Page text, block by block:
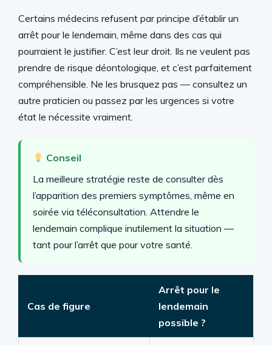
Certains médecins refusent par principe d’établir un
arrêt pour le lendemain, même dans des cas qui
pourraient le justifier. C’est leur droit. Ils ne veulent pas
prendre de risque déontologique, et c’est parfaitement
compréhensible. Ne les brusquez pas — consultez un
autre praticien ou passez par les urgences si votre
état le nécessite vraiment.
Conseil
La meilleure stratégie reste de consulter dès
l’apparition des premiers symptômes, même en
soirée via téléconsultation. Attendre le
lendemain complique inutilement la situation —
tant pour l’arrêt que pour votre santé.
Cas de figure
Arrêt pour le
lendemain
possible ?